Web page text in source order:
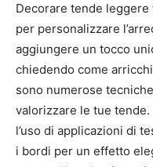
Decorare tende leggere
per personalizzare
aggiungere un tocco
chiedendo come
sono numerose
valorizzare le tue
l’uso di applicazioni di
i bordi per un effetto